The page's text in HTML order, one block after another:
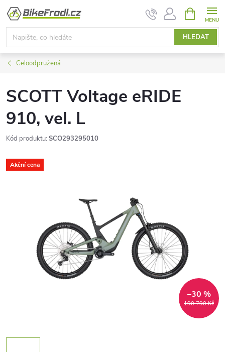
Přejít
obsah
HLEDAT
NÁKUPNÍ
KOŠÍK
Celoodpružená
SCOTT Voltage eRIDE
910, vel. L
Kód produktu: SCO293295010
Akční cena
190 790 Kč
–30 %